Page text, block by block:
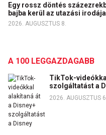
Egy rossz döntés
bajba kerül az utazási
2026. AUGUSZTUS 8.
A 100 LEGGAZDAGABB
TikTok-
szolgáltatást a
2026. AUGUSZTUS 6.